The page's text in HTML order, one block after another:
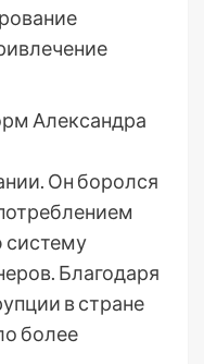
Александра
Он боролся
систему
Благодаря
в стране
более